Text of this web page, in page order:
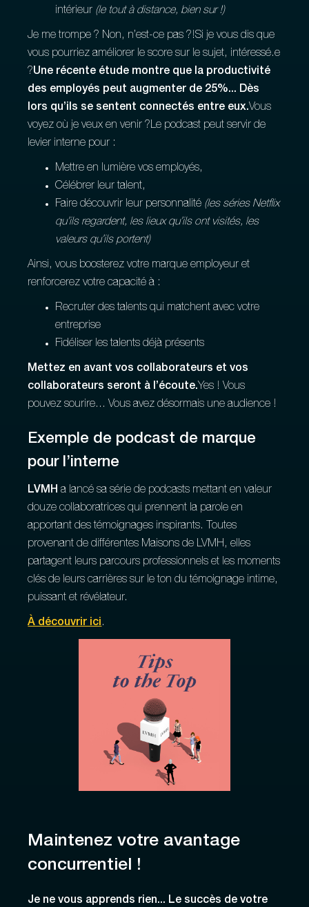
intérieur (le tout à distance, bien sur !)
Je me trompe ? Non, n’est-ce pas ?!Si je vous dis que
vous pourriez améliorer le score sur le sujet, intéressé.e
?Une récente étude montre que la productivité
des employés peut augmenter de 25%... Dès
lors qu’ils se sentent connectés entre eux.Vous
voyez où je veux en venir ?Le podcast peut servir de
levier interne pour :
Mettre en lumière vos employés,
Célébrer leur talent,
Faire découvrir leur personnalité (les séries Netflix
qu’ils regardent, les lieux qu’ils ont visités, les
valeurs qu’ils portent)
Ainsi, vous boosterez votre marque employeur et
renforcerez votre capacité à :
Recruter des talents qui matchent avec votre
entreprise
Fidéliser les talents déjà présents
Mettez en avant vos collaborateurs et vos
collaborateurs seront à l’écoute.Yes ! Vous
pouvez sourire... Vous avez désormais une audience !
Exemple de podcast de marque
pour l’interne
LVMH a lancé sa série de podcasts mettant en valeur
douze collaboratrices qui prennent la parole en
apportant des témoignages inspirants. Toutes
provenant de différentes Maisons de LVMH, elles
partagent leurs parcours professionnels et les moments
clés de leurs carrières sur le ton du témoignage intime,
puissant et révélateur.
À découvrir ici.
Maintenez votre avantage
concurrentiel !
Je ne vous apprends rien... Le succès de votre